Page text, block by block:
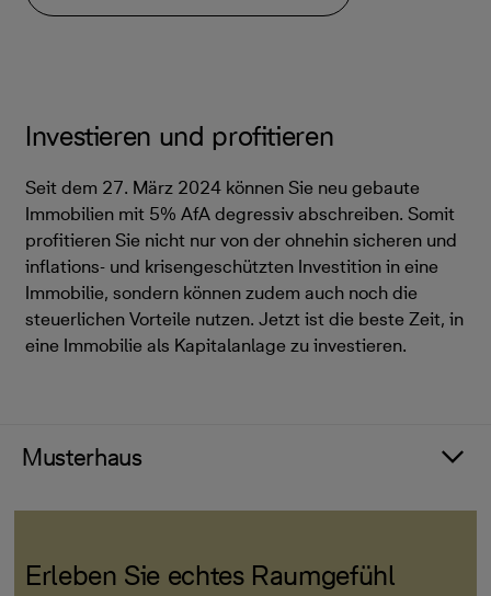
Investieren und profitieren
Seit dem 27. März 2024 können Sie neu gebaute
Immobilien mit 5% AfA degressiv abschreiben. Somit
profitieren Sie nicht nur von der ohnehin sicheren und
inflations- und krisengeschützten Investition in eine
Immobilie, sondern können zudem auch noch die
steuerlichen Vorteile nutzen. Jetzt ist die beste Zeit, in
eine Immobilie als Kapitalanlage zu investieren.
Musterhaus
Erleben Sie echtes Raumgefühl